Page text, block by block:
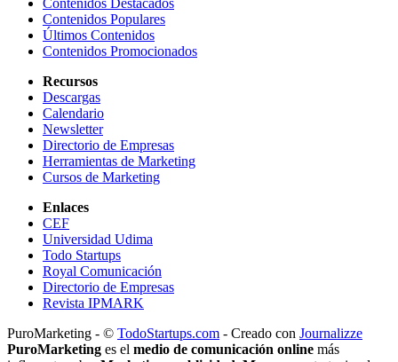
Contenidos Destacados
Contenidos Populares
Últimos Contenidos
Contenidos Promocionados
Recursos
Descargas
Calendario
Newsletter
Directorio de Empresas
Herramientas de Marketing
Cursos de Marketing
Enlaces
CEF
Universidad Udima
Todo Startups
Royal Comunicación
Directorio de Empresas
Revista IPMARK
PuroMarketing - © TodoStartups.com - Creado con Journalizze
PuroMarketing es el medio de comunicación online más